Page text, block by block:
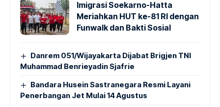
Imigrasi Soekarno-Hatta
Meriahkan HUT ke-81 RI dengan
Funwalk dan Bakti Sosial
Danrem 051/Wijayakarta Dijabat Brigjen TNI
Muhammad Benrieyadin Sjafrie
Bandara Husein Sastranegara Resmi Layani
Penerbangan Jet Mulai 14 Agustus